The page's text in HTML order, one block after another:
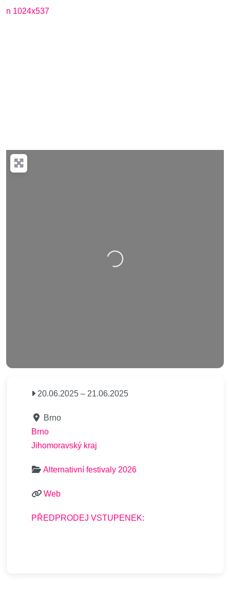
Nahrávání….
20.06.2025 – 21.06.2025
Brno
Brno
Jihomoravský kraj
Alternativní festivaly 2026
Web
PŘEDPRODEJ VSTUPENEK: